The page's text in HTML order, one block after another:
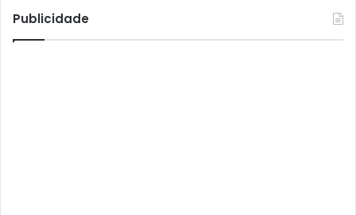
Atto
AttoNet
Publicidade